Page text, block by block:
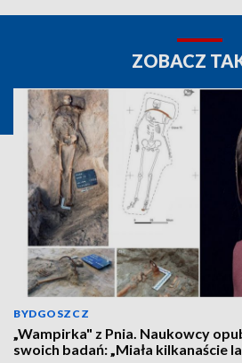
ZOBACZ
BYDGOSZCZ
„Wampirka" z Pnia. Naukowcy
swoich badań: „Miała kilkanaście